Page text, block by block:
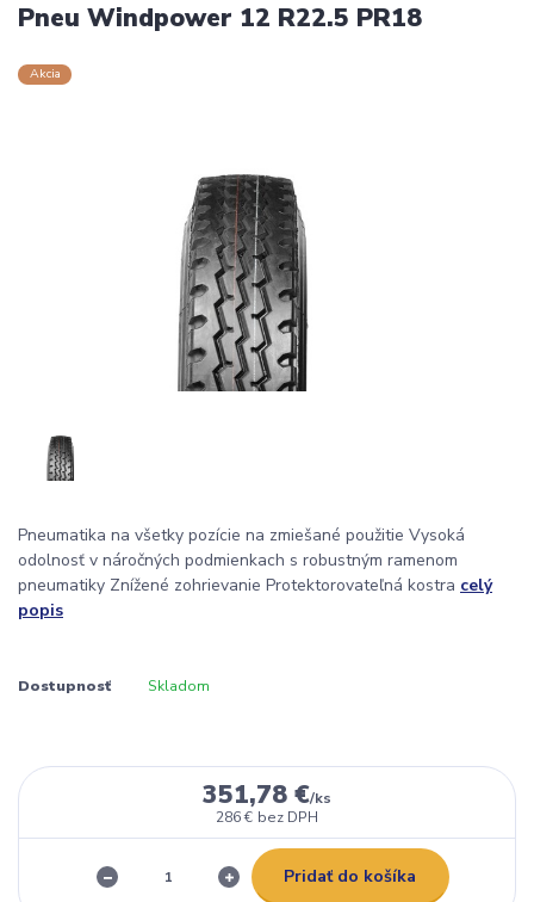
Pneu Windpower 12 R22.5 PR18
Akcia
Pneumatika na všetky pozície na zmiešané použitie Vysoká
odolnosť v náročných podmienkach s robustným ramenom
pneumatiky Znížené zohrievanie Protektorovateľná kostra celý
popis
Dostupnosť Skladom
351,78 €/ks
286 € bez DPH
Pridať do košíka